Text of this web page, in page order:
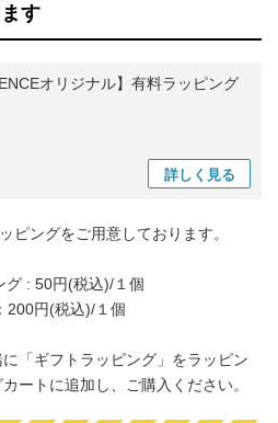
す
オリジナル】有料ラッピング
詳しく 見る
ピングをご用意しております。
: 50円(税込)/１個
200円(税込)/１個
「ギフトラッピング」をラッピン
ートに追加し、ご購入ください。